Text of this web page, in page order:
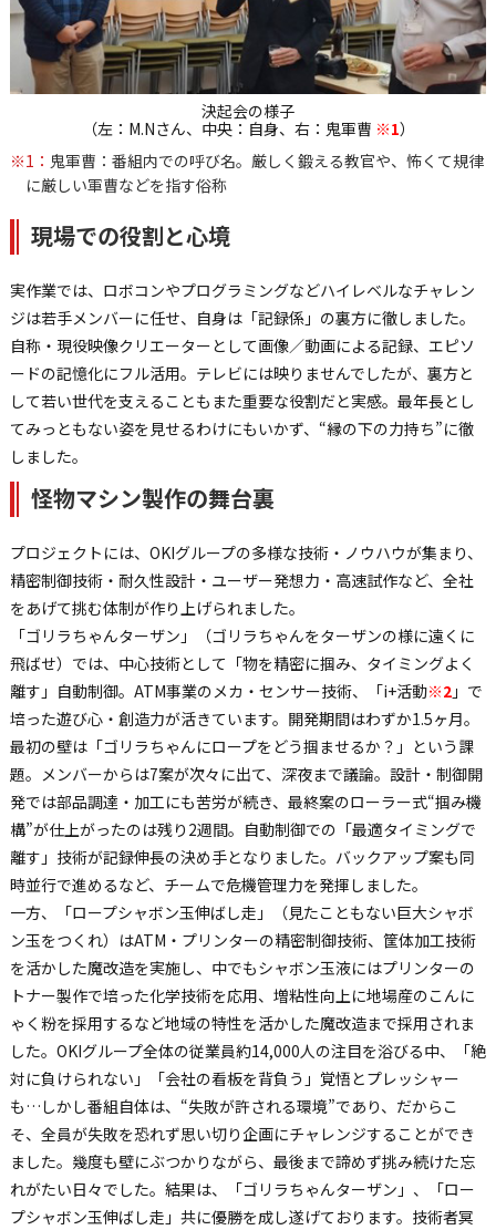
決起会の様子
（左：M.Nさん、中央：自身、右：鬼軍曹 ※1）
※1： 鬼軍曹：番組内での呼び名。厳しく鍛える教官や、怖くて規律
に厳しい軍曹などを指す俗称
現場での役割と心境
実作業では、ロボコンやプログラミングなどハイレベルなチャレン
ジは若手メンバーに任せ、自身は「記録係」の裏方に徹しました。
自称・現役映像クリエーターとして画像／動画による記録、エピソ
ードの記憶化にフル活用。テレビには映りませんでしたが、裏方と
して若い世代を支えることもまた重要な役割だと実感。最年長とし
てみっともない姿を見せるわけにもいかず、“縁の下の力持ち”に徹
しました。
怪物マシン製作の舞台裏
プロジェクトには、OKIグループの多様な技術・ノウハウが集まり、
精密制御技術・耐久性設計・ユーザー発想力・高速試作など、全社
をあげて挑む体制が作り上げられました。
「ゴリラちゃんターザン」（ゴリラちゃんをターザンの様に遠くに
飛ばせ）では、中心技術として「物を精密に掴み、タイミングよく
離す」自動制御。ATM事業のメカ・センサー技術、「i+活動※2」で
培った遊び心・創造力が活きています。開発期間はわずか1.5ヶ月。
最初の壁は「ゴリラちゃんにロープをどう掴ませるか？」という課
題。メンバーからは7案が次々に出て、深夜まで議論。設計・制御開
発では部品調達・加工にも苦労が続き、最終案のローラー式“掴み機
構”が仕上がったのは残り2週間。自動制御での「最適タイミングで
離す」技術が記録伸長の決め手となりました。バックアップ案も同
時並行で進めるなど、チームで危機管理力を発揮しました。
一方、「ロープシャボン玉伸ばし走」（見たこともない巨大シャボ
ン玉をつくれ）はATM・プリンターの精密制御技術、筐体加工技術
を活かした魔改造を実施し、中でもシャボン玉液にはプリンターの
トナー製作で培った化学技術を応用、増粘性向上に地場産のこんに
ゃく粉を採用するなど地域の特性を活かした魔改造まで採用されま
した。OKIグループ全体の従業員約14,000人の注目を浴びる中、「絶
対に負けられない」「会社の看板を背負う」覚悟とプレッシャー
も…しかし番組自体は、“失敗が許される環境”であり、だからこ
そ、全員が失敗を恐れず思い切り企画にチャレンジすることができ
ました。幾度も壁にぶつかりながら、最後まで諦めず挑み続けた忘
れがたい日々でした。結果は、「ゴリラちゃんターザン」、「ロー
プシャボン玉伸ばし走」共に優勝を成し遂げております。技術者冥